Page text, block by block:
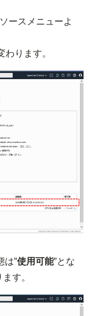
ースメニューよ
わります。
は”使用可能”とな
す。